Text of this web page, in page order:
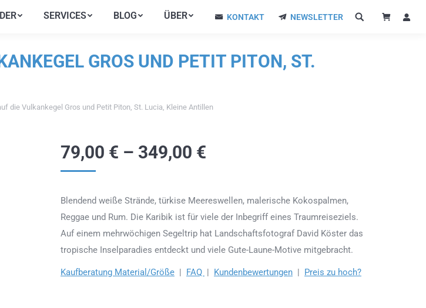
SERVICES BLOG ÜBER KONTAKT NEWSLETTER
GROS UND PETIT PITON, ST.
die Vulkankegel Gros und Petit Piton, St. Lucia, Kleine Antillen
79,00 € – 349,00 €
Blendend weiße Strände, türkise Meereswellen, malerische Kokospalmen,
Reggae und Rum. Die Karibik ist für viele der Inbegriff eines Traumreiseziels.
Auf einem mehrwöchigen Segeltrip hat Landschaftsfotograf David Köster das
tropische Inselparadies entdeckt und viele Gute-Laune-Motive mitgebracht.
Kaufberatung Material/Größe | FAQ | Kundenbewertungen | Preis zu hoch?
SERVICES BLOG ÜBER KONTAKT NEWSLETTER